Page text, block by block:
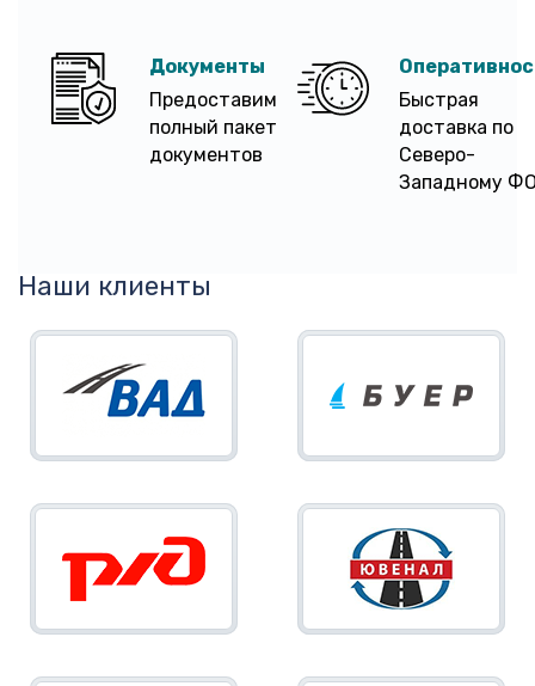
Документы
Предоставим
полный пакет
документов
Быстрая
доставка по
Северо-
Западному
Наши клиенты